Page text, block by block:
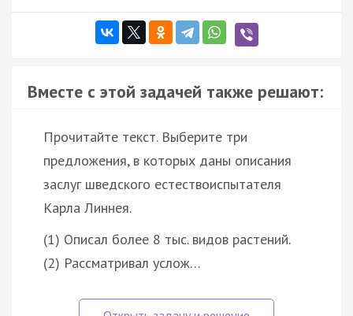
Вместе с этой задачей также решают:
Прочитайте текст. Выберите три
предложения, в которых даны описания
заслуг шведского естествоиспытателя
Карла Линнея.
(1) Описал более 8 тыс. видов растений.
(2) Рассматривал услож…